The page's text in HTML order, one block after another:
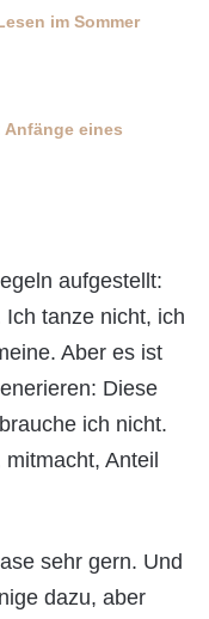
im Sommer
eines
aufgestellt:
tanze nicht, ich
Aber es ist
Diese
ich nicht.
Anteil
sehr gern. Und
dazu, aber